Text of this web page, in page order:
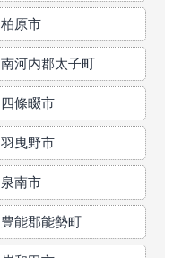
柏原市
南河内郡太子町
四條畷市
羽曳野市
泉南市
豊能郡能勢町